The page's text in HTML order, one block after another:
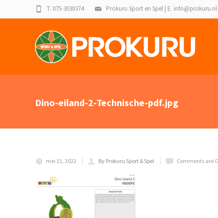
Prokuru Sport en Spel | E. info@prokuru.nl
T. 075-3030374
Dino-eiland-2-Technische-pdf.jpg
mei 31, 2022 By Prokuru Sport & Spel Comments are